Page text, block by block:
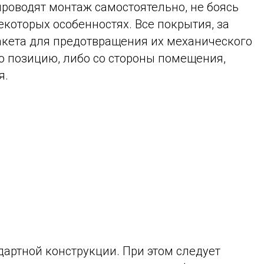
монтаж самостоятельно, не боясь
особенностях. Все покрытия, за
для предотвращения их механического
позицию, либо со стороны помещения,
конструкции. При этом следует